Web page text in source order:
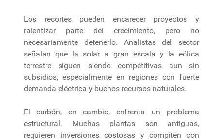
Los recortes pueden encarecer proyectos y
ralentizar parte del crecimiento, pero no
necesariamente detenerlo. Analistas del sector
señalan que la solar a gran escala y la eólica
terrestre siguen siendo competitivas aun sin
subsidios, especialmente en regiones con fuerte
demanda eléctrica y buenos recursos naturales.
El carbón, en cambio, enfrenta un problema
estructural. Muchas plantas son antiguas,
requieren inversiones costosas y compiten con